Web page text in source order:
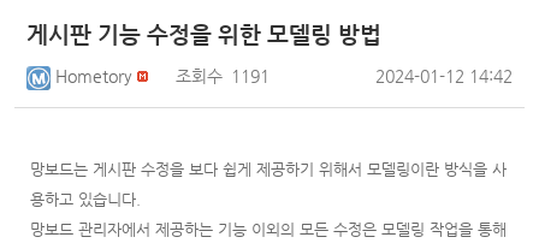
게시판 기능 수정을 위한 모델링 방법
Hometory 조회수 1191 2024-01-12 14:42
망보드는 게시판 수정을 보다 쉽게 제공하기 위해서 모델링이란 방식을 사
용하고 있습니다.
망보드 관리자에서 제공하는 기능 이외의 모든 수정은 모델링 작업을 통해